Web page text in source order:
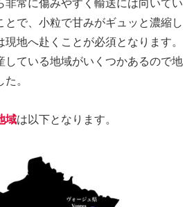
非常に傷みやすく輸送には向いてい
とで、小粒で甘みがギュッと濃縮し
地へ赴くことが必須となります。
している地域がいくつかあるので地
。
域は以下となります。